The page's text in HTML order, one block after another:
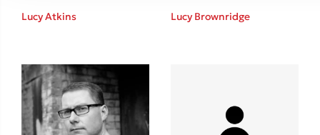
Lucy Atkins Lucy Brownridge